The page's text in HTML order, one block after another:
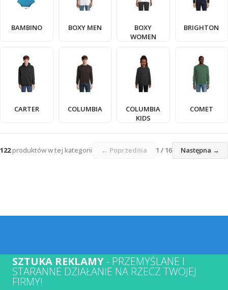
BAMBINO BOXY MEN
BOXY
WOMEN
BRIGHTON
CARTER COLUMBIA
COLUMBIA
KIDS
COMET
122produktów w tej kategorii ← Poprzednia 1 / 16 Następna →
SZTUKA REKLAMY- PRZEMYŚLANE I
STARANNE DZIAŁANIE NA RZECZ TWOJEJ
FIRMY!